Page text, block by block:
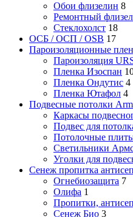
Обои флизелин 8
Ремонтный
Стеклохолст 18
ОСБ / ОСП / OSB 17
Пароизоляционные
Пароизоляция
Пленка Изоспан
Пленка Ондутис 4
Пленка Ютафол 4
Подвесные потолки
Каркасы
Подвес для
Потолочные
Светильники
Уголки для
Сенеж пропитка
Огнебиозащита 7
Олифа 1
Пропитки,
Сенеж Био 3